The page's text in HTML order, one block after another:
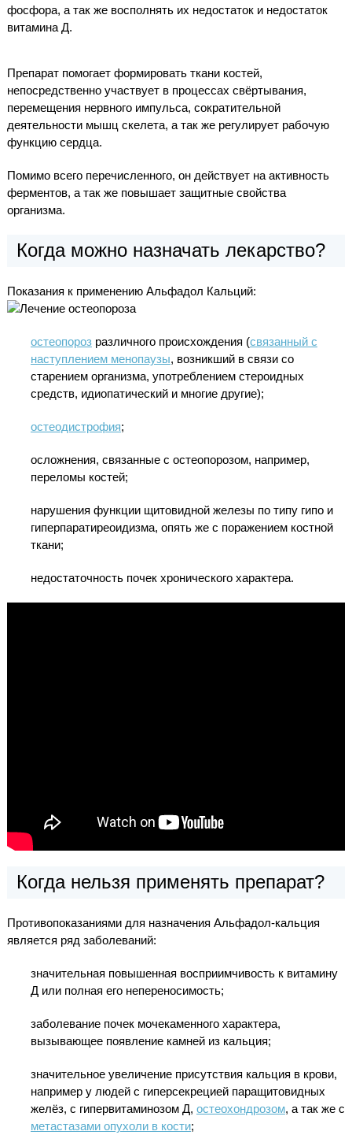
фосфора, а так же восполнять их недостаток и недостаток
витамина Д.
Препарат помогает формировать ткани костей,
непосредственно участвует в процессах свёртывания,
перемещения нервного импульса, сократительной
деятельности мышц скелета, а так же регулирует рабочую
функцию сердца.
Помимо всего перечисленного, он действует на активность
ферментов, а так же повышает защитные свойства
организма.
Когда можно назначать лекарство?
Показания к применению Альфадол Кальций:
остеопорозразличного происхождения (связанный с
наступлением менопаузы, возникший в связи со
старением организма, употреблением стероидных
средств, идиопатический и многие другие);
остеодистрофия;
осложнения, связанные с остеопорозом, например,
переломы костей;
нарушения функции щитовидной железы по типу гипо и
гиперпаратиреоидизма, опять же с поражением костной
ткани;
недостаточность почек хронического характера.
Когда нельзя применять препарат?
Противопоказаниями для назначения Альфадол-кальция
является ряд заболеваний:
значительная повышенная восприимчивость к витамину
Д или полная его непереносимость;
заболевание почек мочекаменного характера,
вызывающее появление камней из кальция;
значительное увеличение присутствия кальция в крови,
например у людей с гиперсекрецией паращитовидных
желёз, с гипервитаминозом Д, остеохондрозом, а так же с
метастазами опухоли в кости;